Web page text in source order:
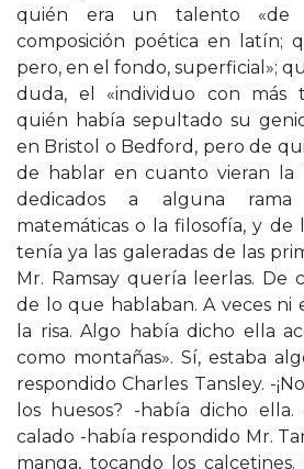
quién era un talento «de
composición poética en latín;
pero, en el fondo, superficial»;
duda, el «individuo con más
quién había sepultado su
en Bristol o Bedford, pero de
de hablar en cuanto vieran la
dedicados a alguna
matemáticas o la filosofía, y de
tenía ya las galeradas de las
Mr. Ramsay quería leerlas. De
de lo que hablaban. A veces
la risa. Algo había dicho ella
como montañas». Sí, estaba
respondido Charles Tansley. -
los huesos? -había dicho
calado -había respondido Mr.
manga, tocando los